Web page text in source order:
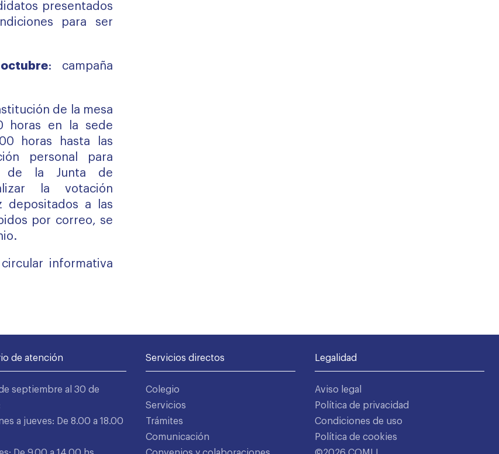
presentados
para ser
: campaña
de la mesa
horas en la sede
horas hasta las
personal para
de la Junta de
la votación
depositados a las
por correo, se
informativa
de atención
de septiembre al 30 de
a jueves: De 8.00 a 18.00
Servicios directos
Colegio
Servicios
Trámites
Comunicación
Legalidad
Aviso legal
Política de privacidad
Condiciones de uso
Política de cookies